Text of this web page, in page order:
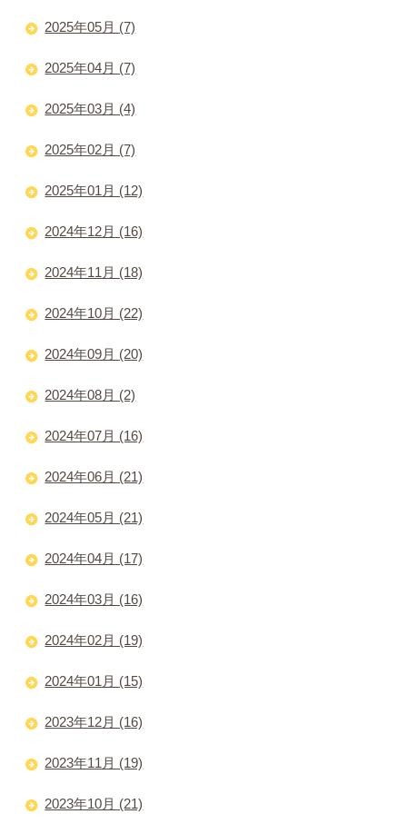
2025年05月 (7)
2025年04月 (7)
2025年03月 (4)
2025年02月 (7)
2025年01月 (12)
2024年12月 (16)
2024年11月 (18)
2024年10月 (22)
2024年09月 (20)
2024年08月 (2)
2024年07月 (16)
2024年06月 (21)
2024年05月 (21)
2024年04月 (17)
2024年03月 (16)
2024年02月 (19)
2024年01月 (15)
2023年12月 (16)
2023年11月 (19)
2023年10月 (21)